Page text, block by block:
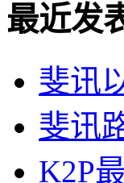
最近发
斐讯
斐讯
K2P